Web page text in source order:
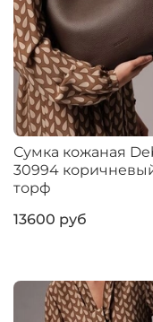
Сумка кожаная
30994
торф
13600 руб